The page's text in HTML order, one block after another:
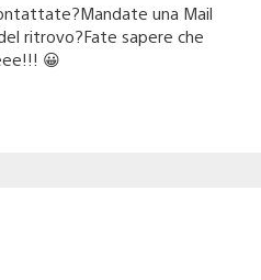
una Mail
ritrovo?Fate sapere che
😀